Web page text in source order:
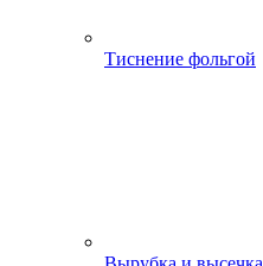
Тиснение фольгой